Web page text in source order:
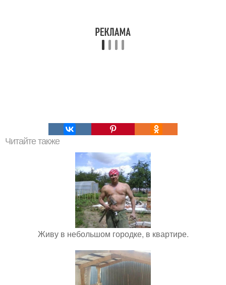
Читайте также
Живу в небольшом городке, в квартире.